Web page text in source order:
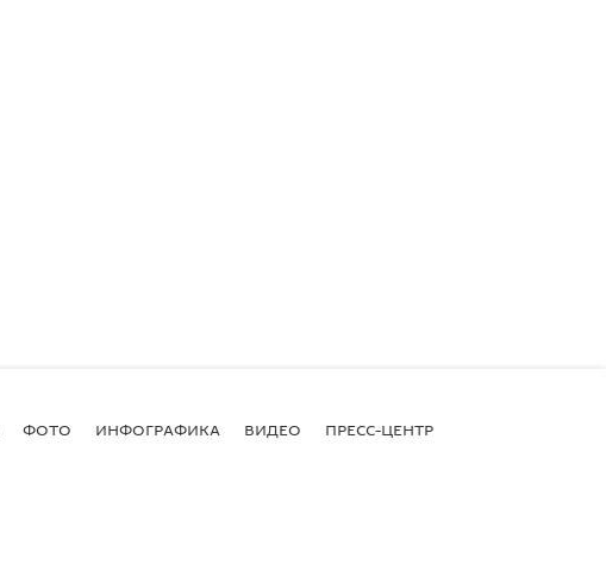
ФОТО ИНФОГРАФИКА ВИДЕО ПРЕСС-ЦЕНТР